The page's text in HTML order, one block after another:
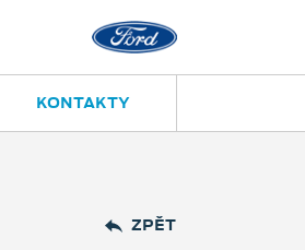
KONTAKTY
ZPĚT